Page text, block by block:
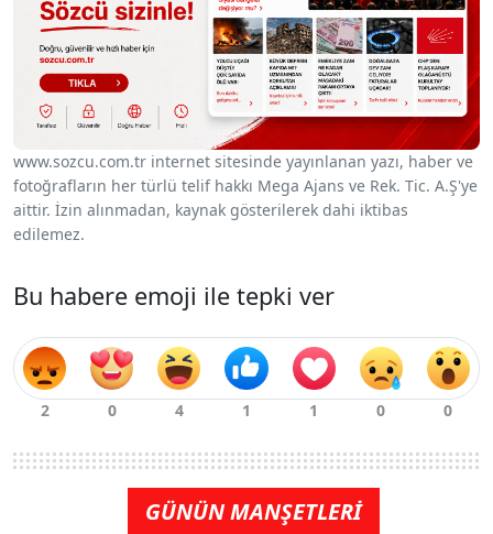
www.sozcu.com.tr internet sitesinde yayınlanan yazı, haber ve
fotoğrafların her türlü telif hakkı Mega Ajans ve Rek. Tic. A.Ş'ye
aittir. İzin alınmadan, kaynak gösterilerek dahi iktibas
edilemez.
Bu habere emoji ile tepki ver
GÜNÜN MANŞETLERİ